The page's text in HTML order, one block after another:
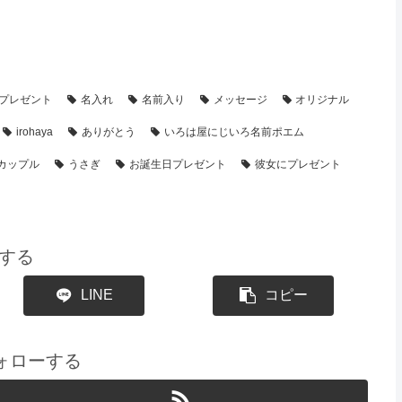
プレゼント 名入れ 名前入り メッセージ オリジナル
irohaya ありがとう いろは屋にじいろ名前ポエム
ップル うさぎ お誕生日プレゼント 彼女にプレゼント
る
LINE コピー
ローする